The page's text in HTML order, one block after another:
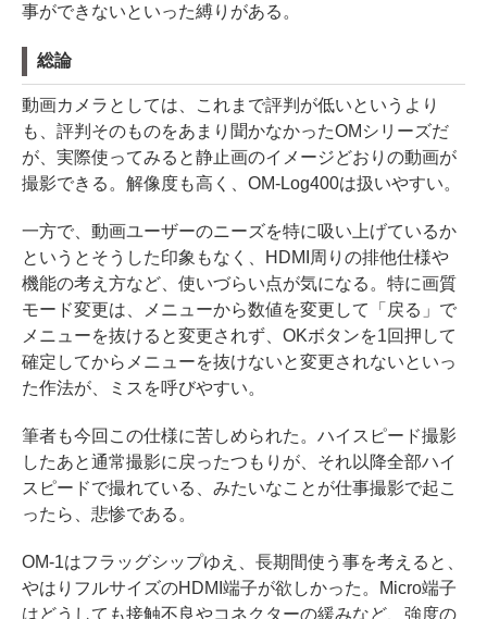
事ができないといった縛りがある。
総論
動画カメラとしては、これまで評判が低いというより
も、評判そのものをあまり聞かなかったOMシリーズだ
が、実際使ってみると静止画のイメージどおりの動画が
撮影できる。解像度も高く、OM-Log400は扱いやすい。
一方で、動画ユーザーのニーズを特に吸い上げているか
というとそうした印象もなく、HDMI周りの排他仕様や
機能の考え方など、使いづらい点が気になる。特に画質
モード変更は、メニューから数値を変更して「戻る」で
メニューを抜けると変更されず、OKボタンを1回押して
確定してからメニューを抜けないと変更されないといっ
た作法が、ミスを呼びやすい。
筆者も今回この仕様に苦しめられた。ハイスピード撮影
したあと通常撮影に戻ったつもりが、それ以降全部ハイ
スピードで撮れている、みたいなことが仕事撮影で起こ
ったら、悲惨である。
OM-1はフラッグシップゆえ、長期間使う事を考えると、
やはりフルサイズのHDMI端子が欲しかった。Micro端子
はどうしても接触不良やコネクターの緩みなど、強度の